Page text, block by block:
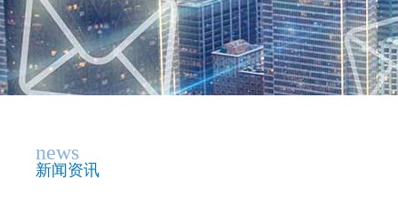
news
新闻资讯